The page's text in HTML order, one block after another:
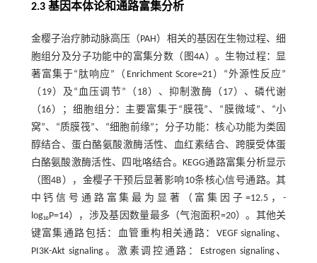
2.3 基因本体论和通路富集分析
金樱子治疗肺动脉高压（PAH）相关的基因在生物过程、细
胞组分及分子功能中的富集分数（图4A）。生物过程：显
著富集于“肽响应”（Enrichment Score=21）“外源性反应”
（19）及“血压调节”（18）、抑制激酶（17）、磷代谢
（16）；细胞组分：主要富集于“膜筏”、“膜微域”、“小
窝”、“质膜筏”、“细胞前缘”；分子功能：核心功能为类固
醇结合、蛋白酪氨酸激酶活性、血红素结合、跨膜受体蛋
白酪氨酸激酶活性、四吡咯结合。KEGG通路富集分析显示
（图4B），金樱子干预后显著影响10条核心信号通路。其
中钙信号通路富集最为显著（富集因子=12.5，-
log₁₀P=14），涉及基因数量最多（气泡面积=20）。其他关
键富集通路包括：血管重构相关通路：VEGF signaling、
PI3K-Akt signaling。激素调控通路：Estrogen signaling、